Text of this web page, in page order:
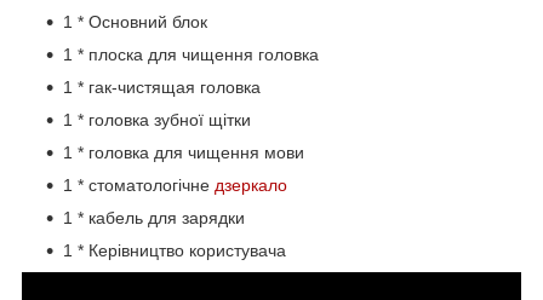
1 * Основний блок
1 * плоска для чищення головка
1 * гак-чистящая головка
1 * головка зубної щітки
1 * головка для чищення мови
1 * стоматологічне дзеркало
1 * кабель для зарядки
1 * Керівництво користувача